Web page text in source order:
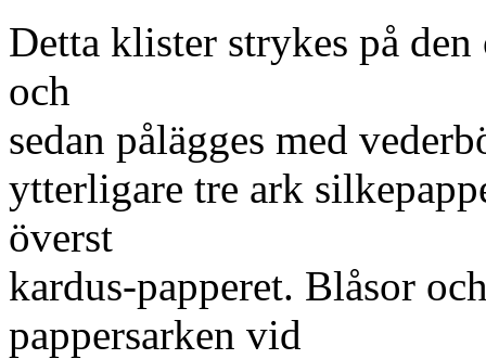
Detta klister strykes på
och
sedan pålägges med
ytterligare tre ark
överst
kardus-papperet. Blåsor
pappersarken vid